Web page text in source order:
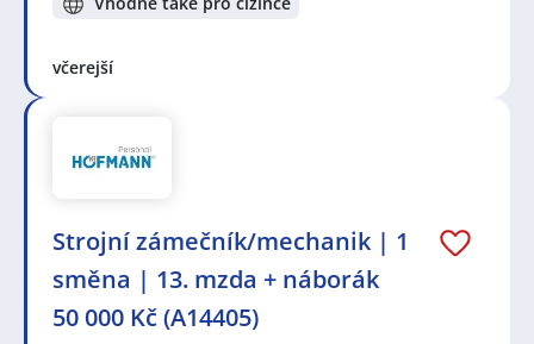
včerejší
Strojní zámečník/mechanik | 1
směna | 13. mzda + náborák
50 000 Kč (A14405)